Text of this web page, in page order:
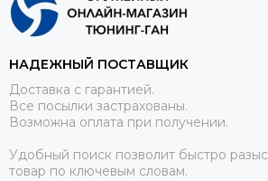
НАДЕЖНЫЙ ПОСТАВЩИК
Доставка с гарантией.
Все посылки застрахованы.
Возможна оплата при получении.
Удобный поиск позволит быстро
товар по ключевым словам.